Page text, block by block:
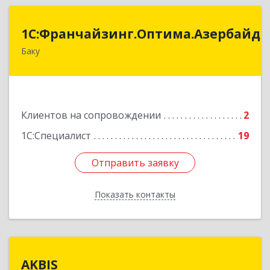
Баку
Клиентов на сопровождении
2
1С:Специалист
19
Отправить заявку
Показать контакты
Отправить заявку
Назад
AKBIS